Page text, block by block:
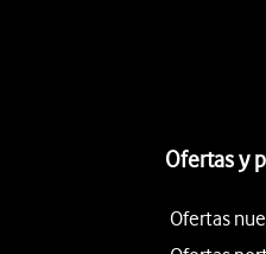
Ofertas y
Ofertas